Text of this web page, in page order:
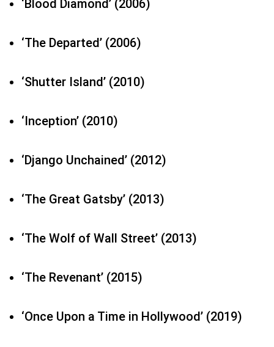
‘Blood Diamond’ (2006)
‘The Departed’ (2006)
‘Shutter Island’ (2010)
‘Inception’ (2010)
‘Django Unchained’ (2012)
‘The Great Gatsby’ (2013)
‘The Wolf of Wall Street’ (2013)
‘The Revenant’ (2015)
‘Once Upon a Time in Hollywood’ (2019)